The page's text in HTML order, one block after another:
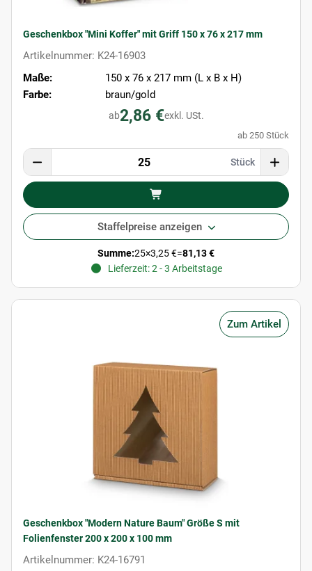
Geschenkbox "Mini Koffer" mit Griff 150 x 76 x 217 mm
Artikelnummer: K24-16903
Maße:
150 x 76 x 217 mm (L x B x H)
Farbe:
braun/gold
ab2,86 €exkl. USt.
ab 250 Stück
Stück
Staffelpreise anzeigen
Summe:25×3,25 €=81,13 €
Lieferzeit: 2 - 3 Arbeitstage
Zum Artikel
Geschenkbox "Modern Nature Baum" Größe S mit
Folienfenster 200 x 200 x 100 mm
Artikelnummer: K24-16791